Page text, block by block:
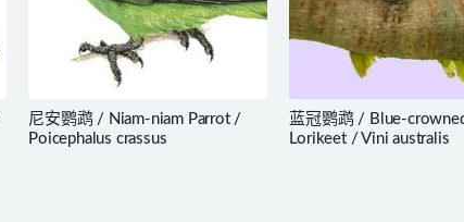
尼安鹦鹉 / Niam-niam Parrot /
Poicephalus crassus
蓝冠鹦鹉 / Blue-
Lorikeet / Vini australis